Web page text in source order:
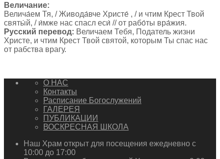
Величание:
Велича́ем Тя, / Живода́вче Христе́ , / и чтим Крест Твой
святы́й, / и́мже нас спасл еси́ // от рабо́ты вра́жия.
Русский перевод: Величаем Тебя, Податель жизни
Христе, и чтим Крест Твой святой, которым Ты спас нас
от рабства врагу.
О НАС
Контакты
Расписание Богослужений
ГАЛЕРЕЯ
ПУБЛИКАЦИИ
ВОСКРЕСНАЯ ШКОЛА
Наш Храм открыт для посещения ежедневно с
10:00 до 17:00